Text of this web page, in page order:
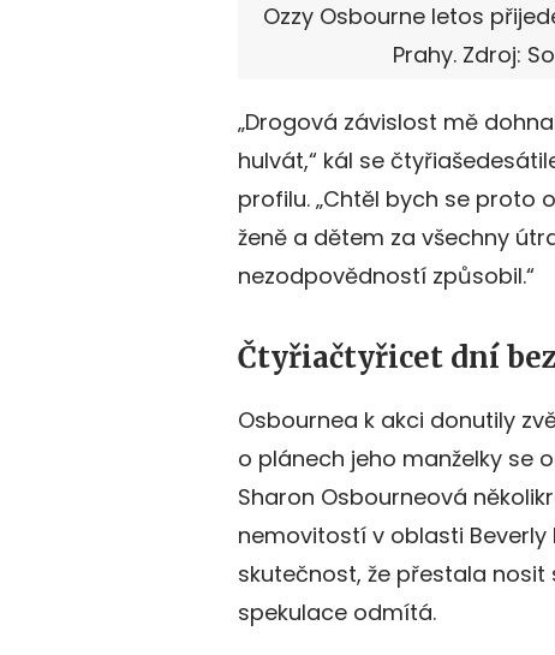
Ozzy Osbourne letos
Prahy. Zdroj:
„Drogová závislost mě
hulvát,“ kál se
profilu. „Chtěl bych se proto
ženě a dětem za všechny
nezodpovědností způsobil.“
Čtyřiačtyřicet dní
Osbournea k akci donutily
o plánech jeho manželky se
Sharon Osbourneová
nemovitostí v oblasti Beverly
skutečnost, že přestala nosit
spekulace odmítá.